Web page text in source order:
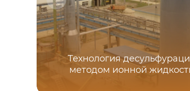
Технология
методом ионной